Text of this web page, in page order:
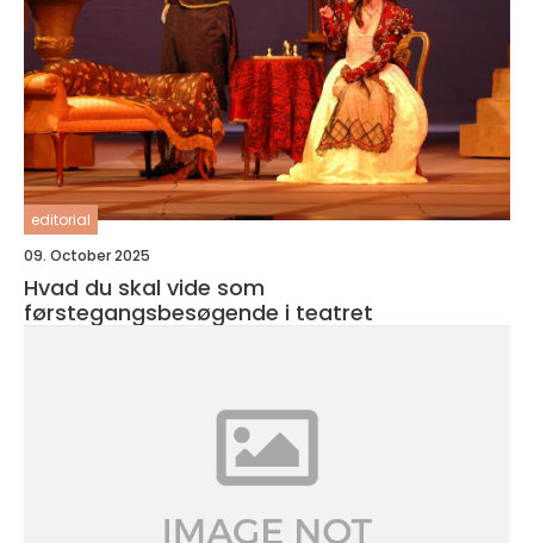
editorial
09. October 2025
Hvad du skal vide som
førstegangsbesøgende i teatret